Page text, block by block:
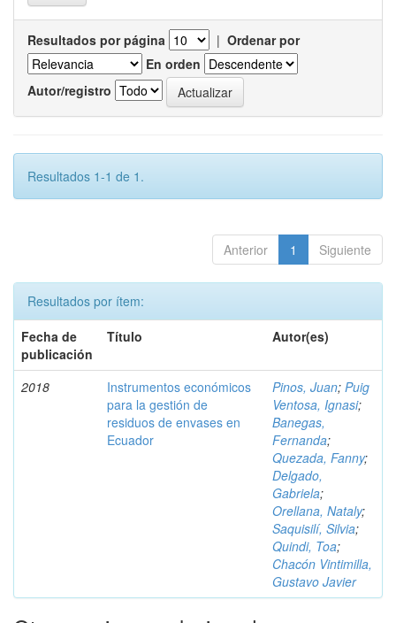
Resultados por página | Ordenar por
En orden
Autor/registro
Resultados 1-1 de 1.
Anterior 1 Siguiente
Resultados por ítem:
Fecha de
publicación
Título Autor(es)
2018
Instrumentos económicos
para la gestión de
residuos de envases en
Ecuador
Pinos, Juan; Puig
Ventosa, Ignasi;
Banegas,
Fernanda;
Quezada, Fanny;
Delgado,
Gabriela;
Orellana, Nataly;
Saquisilí, Silvia;
Quindi, Toa;
Chacón Vintimilla,
Gustavo Javier